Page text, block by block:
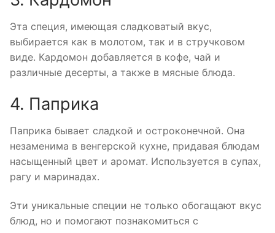
Эта специя, имеющая сладковатый вкус,
выбирается как в молотом, так и в стручковом
виде. Кардомон добавляется в кофе, чай и
различные десерты, а также в мясные блюда.
4. Паприка
Паприка бывает сладкой и остроконечной. Она
незаменима в венгерской кухне, придавая блюдам
насыщенный цвет и аромат. Используется в супах,
рагу и маринадах.
Эти уникальные специи не только обогащают вкус
блюд, но и помогают познакомиться с